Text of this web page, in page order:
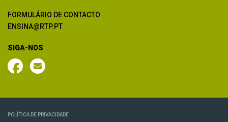
FORMULÁRIO DE CONTACTO
ENSINA@RTP.PT
SIGA-NOS
POLÍTICA DE PRIVACIDADE